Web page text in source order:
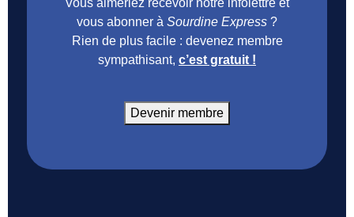
Vous aimeriez recevoir notre infolettre et
vous abonner à Sourdine Express ?
Rien de plus facile : devenez membre
sympathisant, c’est gratuit !
Devenir membre